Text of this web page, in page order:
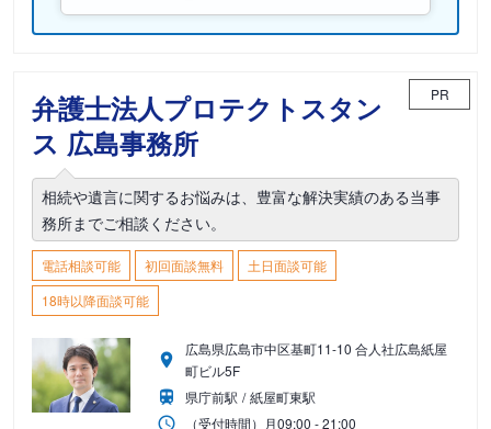
弁護士法人プロテクトスタン
ス 広島事務所
PR
相続や遺言に関するお悩みは、豊富な解決実績のある当事
務所までご相談ください。
電話相談可能 初回面談無料
土日面談可能
18時以降面談可能
広島県広島市中区基町11-10 合人社広島紙屋
町ビル5F
県庁前駅
紙屋町東駅
（受付時間） 月09:00 - 21:00